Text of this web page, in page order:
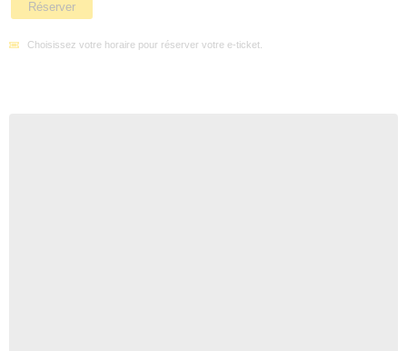
Réserver
Choisissez votre horaire pour réserver votre e-ticket.